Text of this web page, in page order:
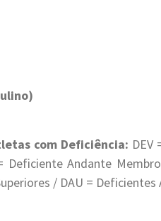
com Deficiência: DEV
Andante
/ DAU = Deficientes